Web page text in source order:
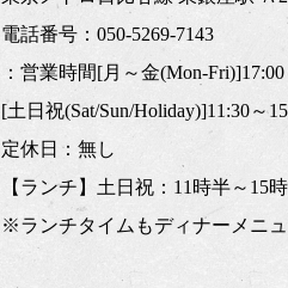
電話番号：050-5269-7143
：営業時間[月～金(Mon-
[土日祝(Sat/Sun/Holiday)]11:30～
定休日：無し
【ランチ】土日祝：11時半～15
※ランチタイムもディナーメニュ